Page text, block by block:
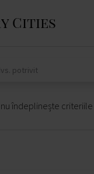
Cities
îndeplinește